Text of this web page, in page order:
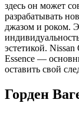
здесь он может
разрабатывать
джазом и роком.
эстетикой.
Essence —
оставить свой
Горден